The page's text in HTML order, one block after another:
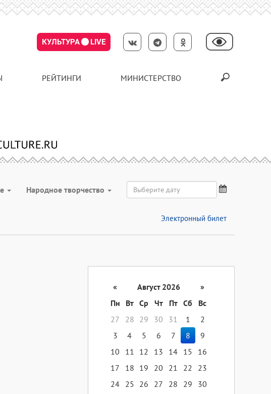
КУЛЬТУРА LIVE
РЕЙТИНГИ МИНИСТЕРСТВО
Народное творчество
Электронный билет
« Август 2026
»
Пн
Вт Ср Чт Пт Сб
Вс
27
28 29 30 31 1
2
3
4 5 6 7 8
9
10
11 12 13 14 15
16
17
18 19 20 21 22
23
24 25 26 27 28 29
30